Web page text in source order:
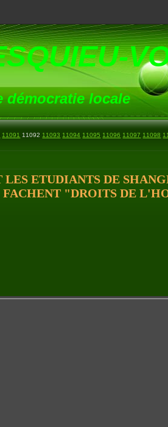
démocratie locale
11091 11092 11093 11094 11095 11096 11097 11098
LES ETUDIANTS DE
FACHENT "DROITS DE